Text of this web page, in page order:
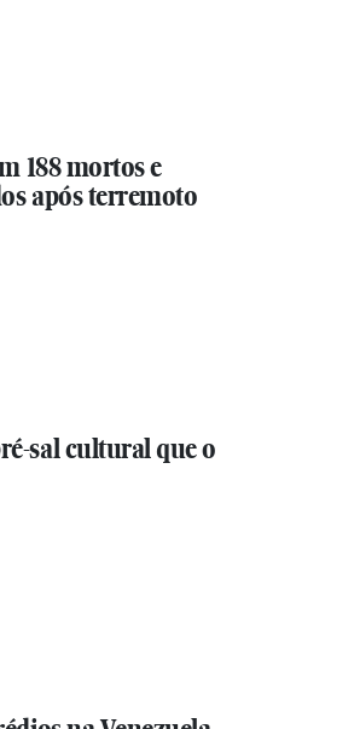
188 mortos e
após terremoto
sal cultural que o